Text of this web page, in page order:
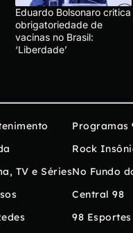
Eduardo Bolsonaro critica
obrigatoriedade de
vacinas no Brasil:
‘Liberdade’
TV e Séries
Programas
Rock
No Fundo
Central 98
98 Esportes